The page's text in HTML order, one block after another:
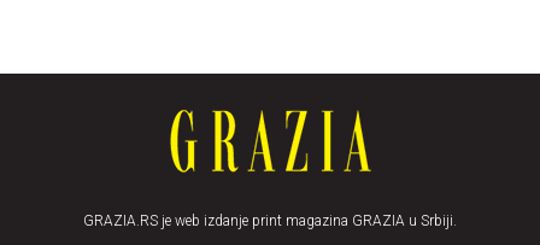
GRAZIA.RS je web izdanje print magazina GRAZIA u Srbiji.